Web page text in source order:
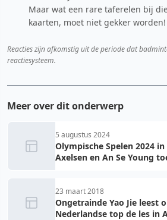
Maar wat een rare taferelen bij
kaarten, moet niet gekker worden!
Reacties zijn afkomstig uit de periode dat
reactiesysteem.
Meer over dit onderwerp
5 augustus 2024
Olympische Spelen 2024
Axelsen en An Se Young
23 maart 2018
Ongetrainde Yao Jie leest
Nederlandse top de les in